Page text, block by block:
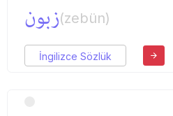
زبون(zebün)
İngilizce Sözlük